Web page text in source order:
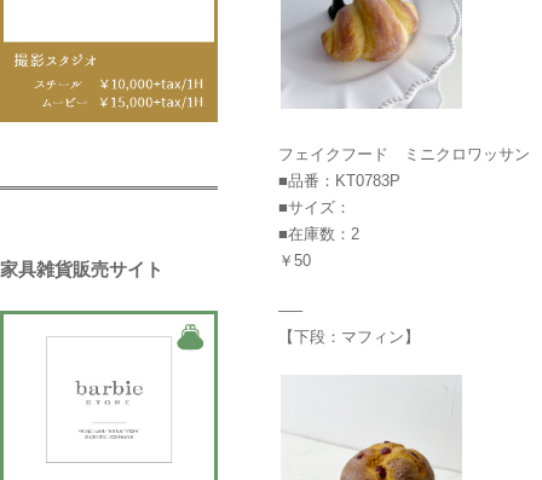
フェイクフード ミニクロワッサン
■品番：KT0783P
■サイズ：
■在庫数：2
￥50
—–
【下段：マフィン】
家具雑貨販売サイト